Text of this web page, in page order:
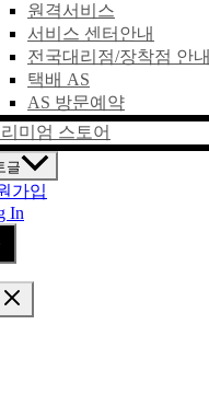
원격서비스
서비스 센터안내
전국대리점/장착점 안내
택배 AS
AS 방문예약
미엄 스토어
글
가입
In